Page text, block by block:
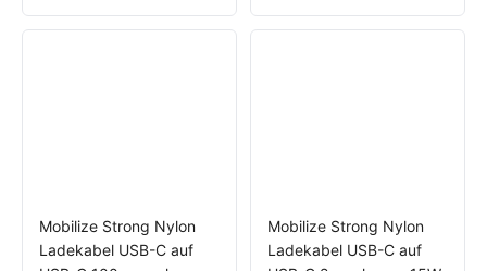
Mobilize Strong Nylon
Ladekabel USB-C auf
Mobilize Strong Nylon
Ladekabel USB-C auf